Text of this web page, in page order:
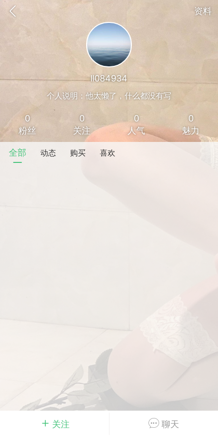
资料
关注 聊天
ll084934
个人说明：他太懒了，什么都没有写
0
粉丝
0
关注
0
人气
0
魅力
全部 动态 购买 喜欢